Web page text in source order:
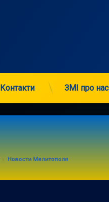
Контакти ЗМІ про нас
Categories:
Новости Мелитополя